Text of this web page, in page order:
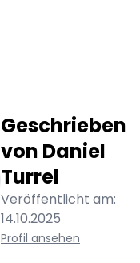
Geschrieben
von Daniel
Turrel
Veröffentlicht am:
14.10.2025
Profil ansehen